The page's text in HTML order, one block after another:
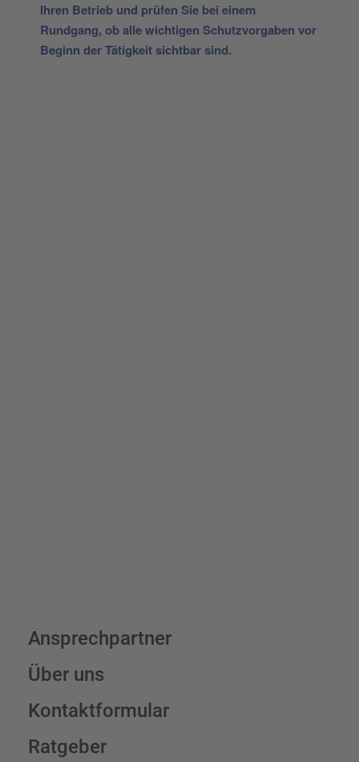
Ihren Betrieb und prüfen Sie bei einem
Rundgang, ob alle wichtigen Schutzvorgaben vor
Beginn der Tätigkeit sichtbar sind.
Ansprechpartner
Über uns
Kontaktformular
Ratgeber